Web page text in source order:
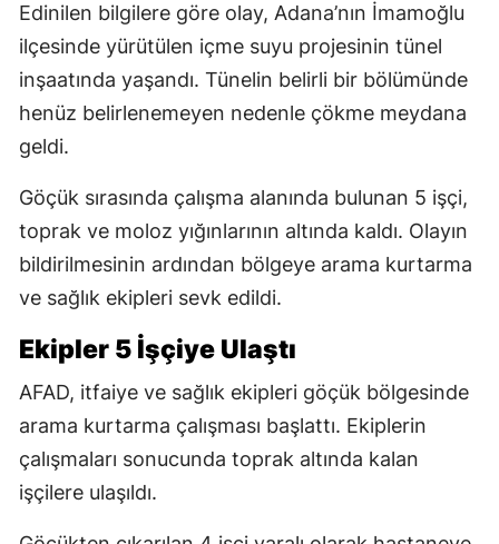
Edinilen bilgilere göre olay, Adana’nın İmamoğlu
ilçesinde yürütülen içme suyu projesinin tünel
inşaatında yaşandı. Tünelin belirli bir bölümünde
henüz belirlenemeyen nedenle çökme meydana
geldi.
Göçük sırasında çalışma alanında bulunan 5 işçi,
toprak ve moloz yığınlarının altında kaldı. Olayın
bildirilmesinin ardından bölgeye arama kurtarma
ve sağlık ekipleri sevk edildi.
Ekipler 5 İşçiye Ulaştı
AFAD, itfaiye ve sağlık ekipleri göçük bölgesinde
arama kurtarma çalışması başlattı. Ekiplerin
çalışmaları sonucunda toprak altında kalan
işçilere ulaşıldı.